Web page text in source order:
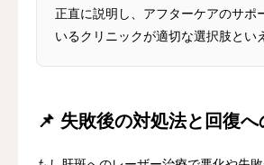
正直に説明し、アフターケアのサポ
いるクリニックが適切な選択肢とい
📌 失敗後の対処法と回復